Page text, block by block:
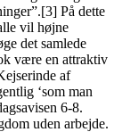
På dette
vil højne
det samlede
være en attraktiv
af
‘som man
6-8.
uden arbejde.